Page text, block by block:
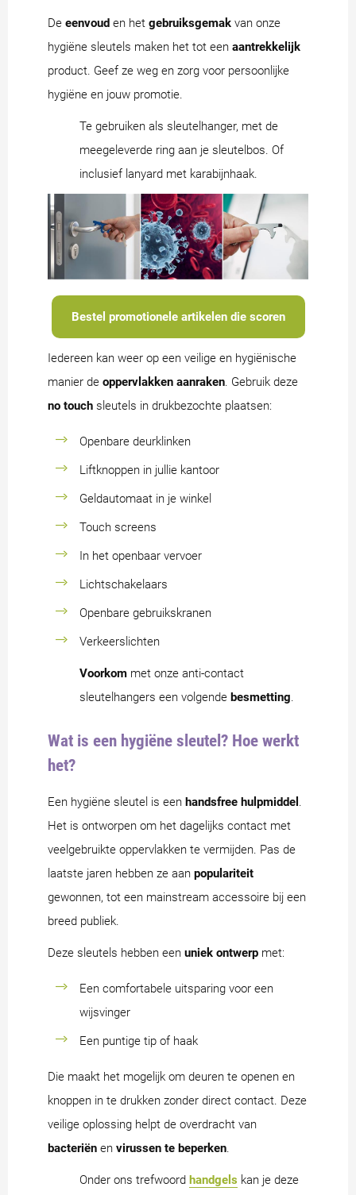
De eenvoud en het gebruiksgemak van onze
hygiëne sleutels maken het tot een aantrekkelijk
product. Geef ze weg en zorg voor persoonlijke
hygiëne en jouw promotie.
Te gebruiken als sleutelhanger, met de
meegeleverde ring aan je sleutelbos. Of
inclusief lanyard met karabijnhaak.
Bestel promotionele artikelen die scoren
Iedereen kan weer op een veilige en hygiënische
manier de oppervlakken aanraken. Gebruik deze
no touch sleutels in drukbezochte plaatsen:
Openbare deurklinken
Liftknoppen in jullie kantoor
Geldautomaat in je winkel
Touch screens
In het openbaar vervoer
Lichtschakelaars
Openbare gebruikskranen
Verkeerslichten
Voorkom met onze anti-contact
sleutelhangers een volgende besmetting.
Wat is een hygiëne sleutel? Hoe werkt
het?
Een hygiëne sleutel is een handsfree hulpmiddel .
Het is ontworpen om het dagelijks contact met
veelgebruikte oppervlakken te vermijden. Pas de
laatste jaren hebben ze aan populariteit
gewonnen, tot een mainstream accessoire bij een
breed publiek.
Deze sleutels hebben een uniek ontwerp met:
Een comfortabele uitsparing voor een
wijsvinger
Een puntige tip of haak
Die maakt het mogelijk om deuren te openen en
knoppen in te drukken zonder direct contact. Deze
veilige oplossing helpt de overdracht van
bacteriën en virussen te beperken.
Onder ons trefwoord handgels kan je deze